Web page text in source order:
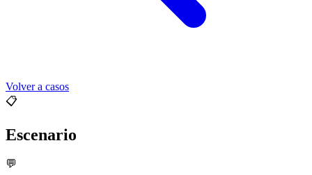
Volver a casos
📋
Escenario
💬